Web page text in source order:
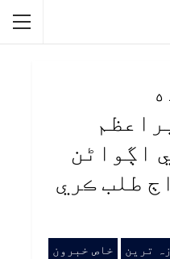
اڳواڻن
طلب ڪري
ترین خاص خبرون